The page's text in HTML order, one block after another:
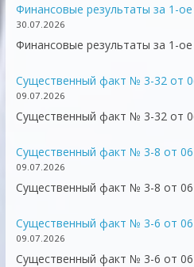
Финансовые результаты за 1-
30.07.2026
Финансовые результаты за 1-
Существенный факт № 3-32 от
09.07.2026
Существенный факт № 3-32 от
Существенный факт № 3-8 от
09.07.2026
Существенный факт № 3-8 от
Существенный факт № 3-6 от
09.07.2026
Существенный факт № 3-6 от